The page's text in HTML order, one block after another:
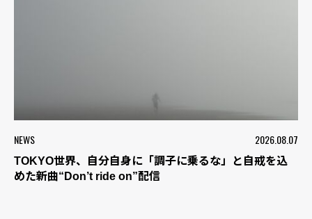
NEWS 2026.08.07
TOKYO世界、自分自身に「調子に乗るな」と自戒を込
めた新曲“Don’t ride on”配信